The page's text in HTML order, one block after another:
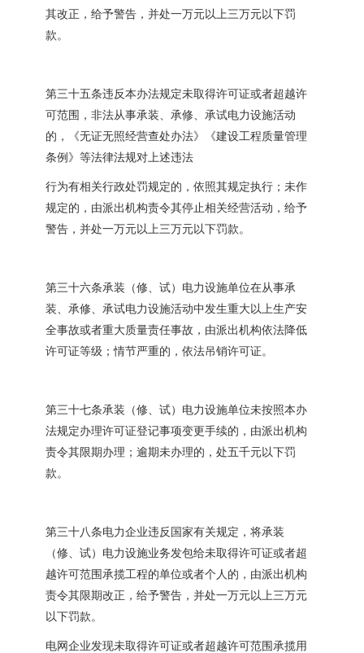
其改正，给予警告，并处一万元以上三万元以下罚
款。
第三十五条违反本办法规定未取得许可证或者超越许
可范围，非法从事承装、承修、承试电力设施活动
的，《无证无照经营查处办法》《建设工程质量管理
条例》等法律法规对上述违法
行为有相关行政处罚规定的，依照其规定执行；未作
规定的，由派出机构责令其停止相关经营活动，给予
警告，并处一万元以上三万元以下罚款。
第三十六条承装（修、试）电力设施单位在从事承
装、承修、承试电力设施活动中发生重大以上生产安
全事故或者重大质量责任事故，由派出机构依法降低
许可证等级；情节严重的，依法吊销许可证。
第三十七条承装（修、试）电力设施单位未按照本办
法规定办理许可证登记事项变更手续的，由派出机构
责令其限期办理；逾期未办理的，处五千元以下罚
款。
第三十八条电力企业违反国家有关规定，将承装
（修、试）电力设施业务发包给未取得许可证或者超
越许可范围承揽工程的单位或者个人的，由派出机构
责令其限期改正，给予警告，并处一万元以上三万元
以下罚款。
电网企业发现未取得许可证或者超越许可范围承揽用